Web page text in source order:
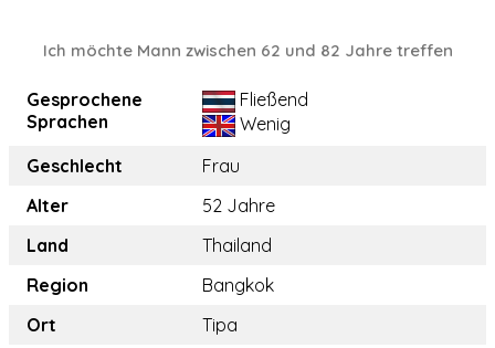
Ich möchte Mann zwischen 62 und 82 Jahre treffen
Gesprochene
Sprachen
Fließend
Wenig
Geschlecht
Frau
Alter
52 Jahre
Land
Thailand
Region
Bangkok
Ort
Tipa